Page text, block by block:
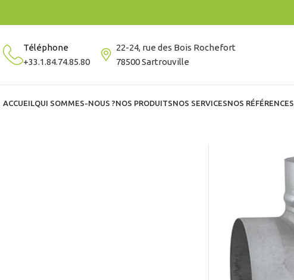
Téléphone
+33.1.84.74.85.80
22-24, rue des Bois Rochefort
78500 Sartrouville
ACCUEIL QUI SOMMES-NOUS ?NOS PRODUITSNOS SERVICESNOS RÉFÉRENCES